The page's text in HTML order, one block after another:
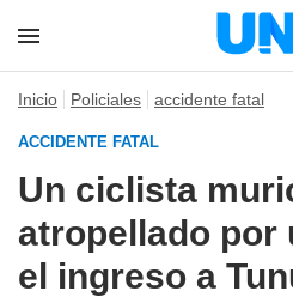
Inicio Policiales accidente fatal
ACCIDENTE FATAL
Un ciclista
atropellado por
el ingreso a